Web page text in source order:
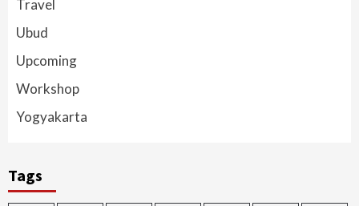
Travel
Ubud
Upcoming
Workshop
Yogyakarta
Tags